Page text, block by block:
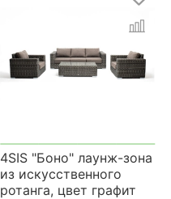
4SIS "Боно" лаунж-зона
из искусственного
ротанга, цвет графит